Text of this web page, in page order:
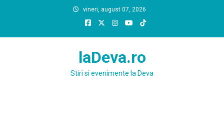
vineri, august 07, 2026
laDeva.ro
Stiri si evenimente la Deva